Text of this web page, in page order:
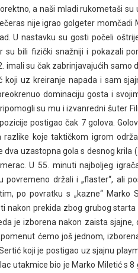
a naši mladi rukometaši su
nije igrao golgeter momčadi
U nastavku su gosti počeli
bili fizički snažniji i pokazali
imali su čak zabrinjavajućih samo
uz kreiranje napada i sam
dominaciju gosta i
su mu i izvanredni šuter
postigao čak 7 golova.
koje taktičkom igrom
uzastopna gola s desnog krila
U 55. minuti najboljeg
držali i „flaster“, ali
po povratku s „kazne“ Marko
nakon prekida zbog grubog
je izborena nakon zaista sjajne,
ćemo još jednom,
koji je postigao uz sjajnu
utakmice bio je Marko Miletić s 8